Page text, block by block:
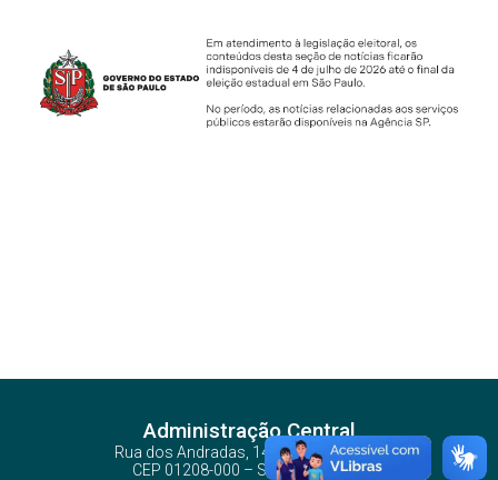
Administração Central
Rua dos Andradas, 140 - Santa Ifigênia
CEP 01208-000 – São Paulo – SP